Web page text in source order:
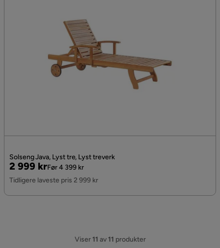
Solseng Java, Lyst tre, Lyst treverk
Pris
2 999 kr
Original
Pris
Før 4 399 kr
Tidligere laveste pris 2 999 kr
Viser11 av11 produkter